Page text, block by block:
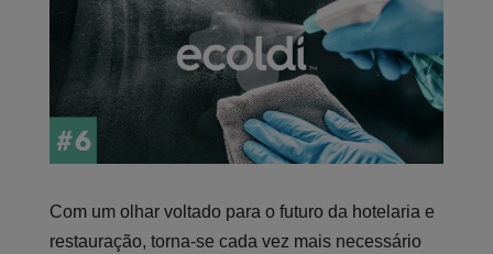
Com um olhar voltado para o futuro da hotelaria e
restauração, torna-se cada vez mais necessário